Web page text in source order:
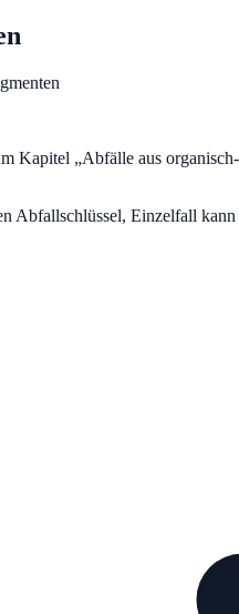
Kapitel „Abfälle aus
Einzelfall